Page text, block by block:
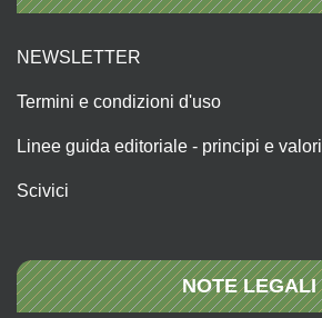
NEWSLETTER
Termini e condizioni d'uso
Linee guida editoriale - principi e valori
Scivici
NOTE LEGALI